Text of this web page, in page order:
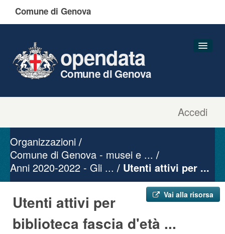
Comune di Genova
Accedi
opendata
Comune di Genova
Gruppi
Informazioni
Organizzazioni
Comune di Genova - musei e ...
Anni 2020-2022 - Gli ...
Utenti attivi per ...
Vai alla risorsa
Utenti attivi per
biblioteca fascia d'età ...